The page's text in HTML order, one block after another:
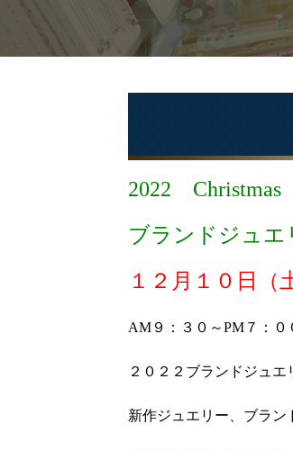
2022 Christmas
ブランドジュエ
１２月１０日（
AM９：３０～PM７：０
２０２２ブランドジュ
新作ジュエリー、ブラ